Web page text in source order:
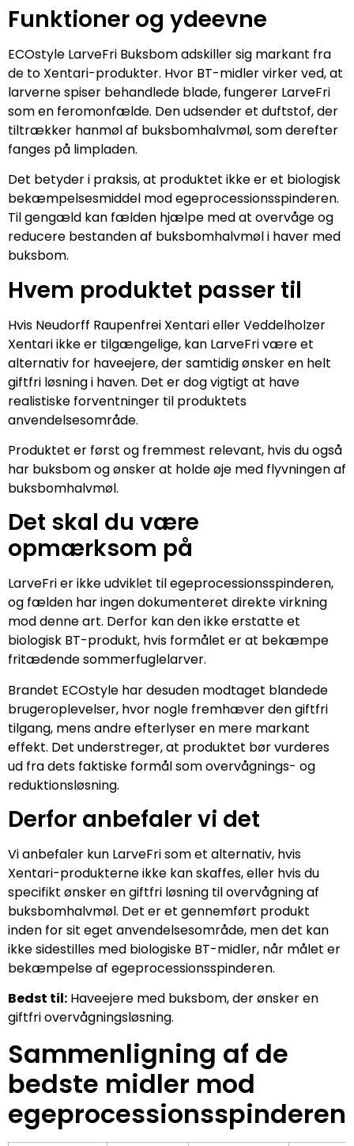
Funktioner og ydeevne
ECOstyle LarveFri Buksbom adskiller sig markant fra
de to Xentari-produkter. Hvor BT-midler virker ved, at
larverne spiser behandlede blade, fungerer LarveFri
som en feromonfælde. Den udsender et duftstof, der
tiltrækker hanmøl af buksbomhalvmøl, som derefter
fanges på limpladen.
Det betyder i praksis, at produktet ikke er et biologisk
bekæmpelsesmiddel mod egeprocessionsspinderen.
Til gengæld kan fælden hjælpe med at overvåge og
reducere bestanden af buksbomhalvmøl i haver med
buksbom.
Hvem produktet passer til
Hvis Neudorff Raupenfrei Xentari eller Veddelholzer
Xentari ikke er tilgængelige, kan LarveFri være et
alternativ for haveejere, der samtidig ønsker en helt
giftfri løsning i haven. Det er dog vigtigt at have
realistiske forventninger til produktets
anvendelsesområde.
Produktet er først og fremmest relevant, hvis du også
har buksbom og ønsker at holde øje med flyvningen af
buksbomhalvmøl.
Det skal du være
opmærksom på
LarveFri er ikke udviklet til egeprocessionsspinderen,
og fælden har ingen dokumenteret direkte virkning
mod denne art. Derfor kan den ikke erstatte et
biologisk BT-produkt, hvis formålet er at bekæmpe
fritædende sommerfuglelarver.
Brandet ECOstyle har desuden modtaget blandede
brugeroplevelser, hvor nogle fremhæver den giftfri
tilgang, mens andre efterlyser en mere markant
effekt. Det understreger, at produktet bør vurderes
ud fra dets faktiske formål som overvågnings- og
reduktionsløsning.
Derfor anbefaler vi det
Vi anbefaler kun LarveFri som et alternativ, hvis
Xentari-produkterne ikke kan skaffes, eller hvis du
specifikt ønsker en giftfri løsning til overvågning af
buksbomhalvmøl. Det er et gennemført produkt
inden for sit eget anvendelsesområde, men det kan
ikke sidestilles med biologiske BT-midler, når målet er
bekæmpelse af egeprocessionsspinderen.
Bedst til: Haveejere med buksbom, der ønsker en
giftfri overvågningsløsning.
Sammenligning af de
bedste midler mod
egeprocessionsspinderen